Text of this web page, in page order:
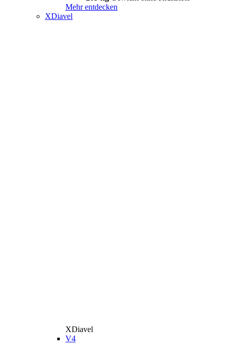
Mehr entdecken
XDiavel
XDiavel
V4